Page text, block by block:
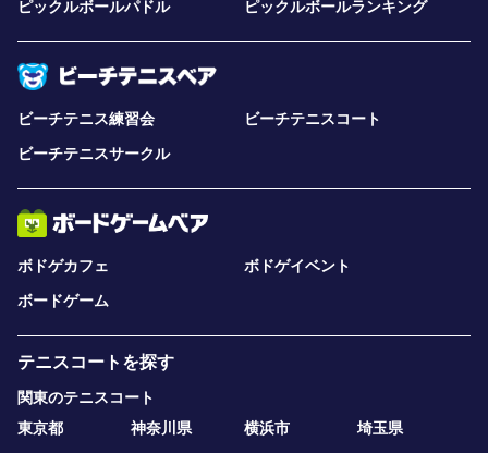
ピックルボールパドル
ピックルボールランキング
ビーチテニス練習会
ビーチテニスコート
ビーチテニスサークル
ボドゲカフェ
ボドゲイベント
ボードゲーム
テニスコートを探す
関東のテニスコート
東京都
神奈川県 横浜市
埼玉県